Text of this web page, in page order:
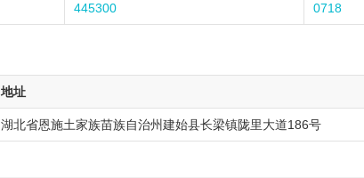
445300 0718
地址
湖北省恩施土家族苗族自治州建始县长梁镇陇里大道186号